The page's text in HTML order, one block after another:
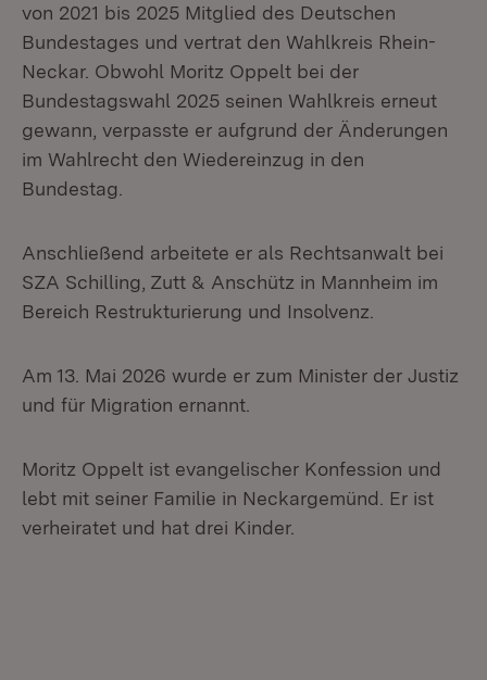
von 2021 bis 2025 Mitglied des Deutschen
Bundestages und vertrat den Wahlkreis Rhein-
Neckar. Obwohl Moritz Oppelt bei der
Bundestagswahl 2025 seinen Wahlkreis erneut
gewann, verpasste er aufgrund der Änderungen
im Wahlrecht den Wiedereinzug in den
Bundestag.
Anschließend arbeitete er als Rechtsanwalt bei
SZA Schilling, Zutt & Anschütz in Mannheim im
Bereich Restrukturierung und Insolvenz.
Am 13. Mai 2026 wurde er zum Minister der Justiz
und für Migration ernannt.
Moritz Oppelt ist evangelischer Konfession und
lebt mit seiner Familie in Neckargemünd. Er ist
verheiratet und hat drei Kinder.